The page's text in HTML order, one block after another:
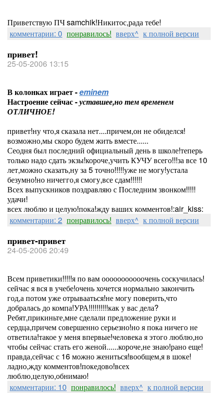
Приветствую ПЧ samchik!Никитос,рада тебе!
комментарии: 0 понравилось! вверх^ к полной версии
привет!
25-05-2006 13:15
В колонках играет -eminem
Настроение сейчас -уставшее,но тем временем
ОТЛИЧНОЕ!
привет!ну что,я сказала нет....причем,он не обиделся!
возможно,мы скоро будем жить вместе......
Сеодня был последний официальный день в школе!теперь
только надо сдать экзы!короче,учить КУЧУ всего!!!за все 10
лет,можно сказать,ну за 5 точно!!!!!уже не могу!устала
безумно!но ничегго,я смогу,все сдам!!!!!!
Всех выпускников поздравляю с Последним звонком!!!!!
удачи!
всех люблю и целую!пока!жду ваших комментов!:air_kiss:
комментарии: 2 понравилось! вверх^ к полной версии
привет-привет
24-05-2006 20:49
Всем приветики!!!!!я по вам ооооооооооочень соскучилась!
сейчас я вся в учебе!очень хочется нормально закончить
год,а потом уже отрывааться!не могу поверить,что
добралась до компа!УРА!!!!!!!!!!как у вас дела?
Ребят,прикиньте,мне сделали предложение руки и
сердца,причем совершенно серьезно!но я пока ничего не
ответила!такое у меня впервые!человека я этого люблю,но
чтобы сейчас стать его женой......короче,не знаю!рано еще!
правда,сейчас с 16 можно жениться!вообщем,я в шоке!
ладно,жду комментов!покедово!всех
люблю,целую,обнимаю!
комментарии: 10 понравилось! вверх^ к полной версии